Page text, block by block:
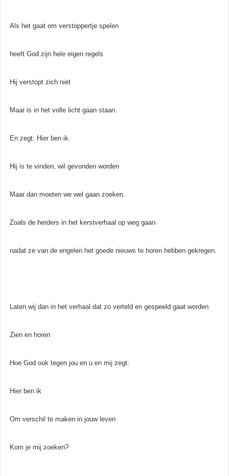
Als het gaat om verstoppertje spelen
heeft God zijn hele eigen regels
Hij verstopt zich niet
Maar is in het volle licht gaan staan.
En zegt: Hier ben ik.
Hij is te vinden, wil gevonden worden
Maar dan moeten we wel gaan zoeken.
Zoals de herders in het kerstverhaal op weg gaan
nadat ze van de engelen het goede nieuws te horen hebben gekregen.
Laten wij dan in het verhaal dat zo verteld en gespeeld gaat worden
Zien en horen
Hoe God ook tegen jou en u en mij zegt:
Hier ben ik
Om verschil te maken in jouw leven
Kom je mij zoeken?